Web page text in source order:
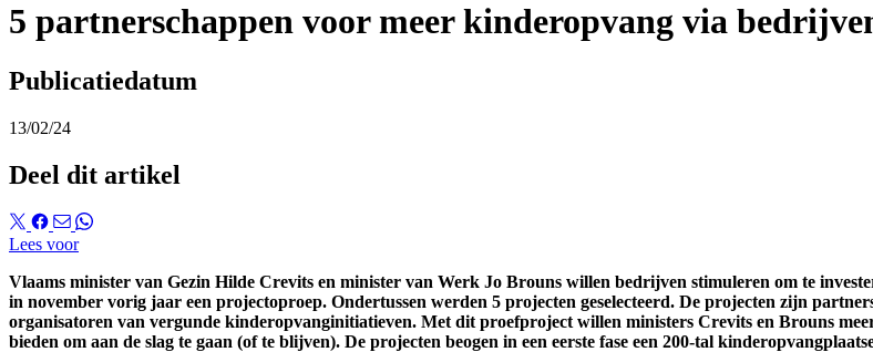
5 partnerschappen voor meer kinderopvang via
Publicatiedatum
13/02/24
Deel dit artikel
Lees voor
Vlaams minister van Gezin Hilde Crevits en minister van Werk Jo Brouns willen bedrijven stimuleren om te
in november vorig jaar een projectoproep. Ondertussen werden 5 projecten geselecteerd. De projecten zijn
organisatoren van vergunde kinderopvanginitiatieven. Met dit proefproject willen ministers Crevits en Brouns
bieden om aan de slag te gaan (of te blijven). De projecten beogen in een eerste fase een 200-tal